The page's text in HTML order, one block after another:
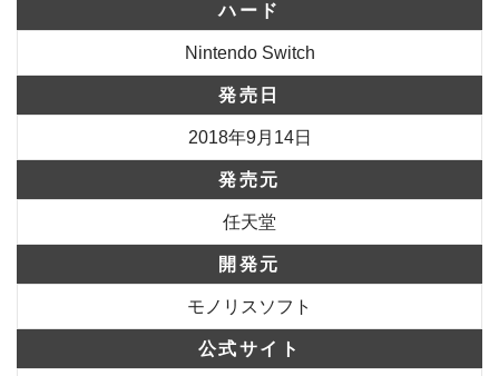
ハード
Nintendo Switch
発売日
2018年9月14日
発売元
任天堂
開発元
モノリスソフト
公式サイト